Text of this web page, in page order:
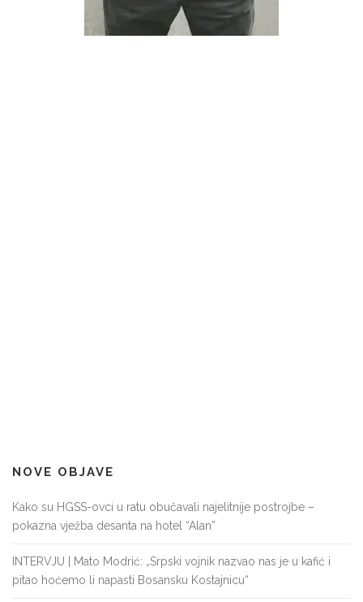
NOVE OBJAVE
Kako su HGSS-ovci u ratu obučavali najelitnije postrojbe –
pokazna vježba desanta na hotel “Alan”
INTERVJU | Mato Modrić: „Srpski vojnik nazvao nas je u kafić i
pitao hoćemo li napasti Bosansku Kostajnicu“